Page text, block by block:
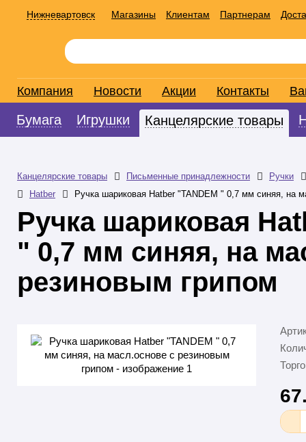
Нижневартовск Магазины Клиентам Партнерам
Компания Новости Акции Контакты
Бумага Игрушки Канцелярские товары
Канцелярские товары Письменные принадлежности
Ручки
Hatber
Ручка шариковая Hatber "TANDEM " 0,7 мм синяя, на
Ручка шариковая
" 0,7 мм синяя, на
резиновым грипом